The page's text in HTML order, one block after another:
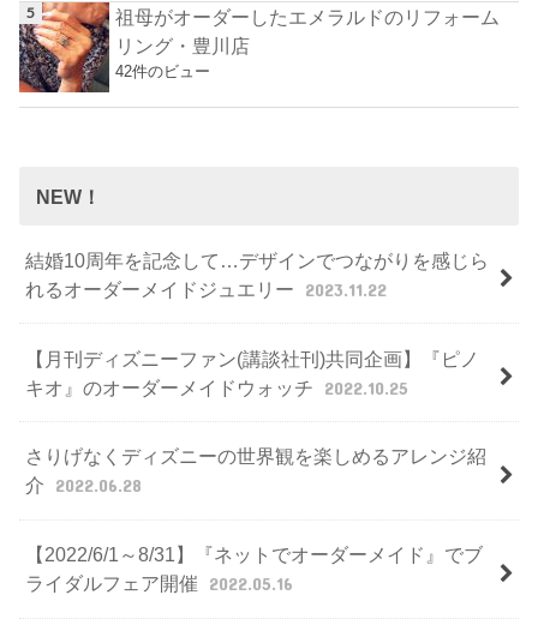
祖母がオーダーしたエメラルドのリフォーム
リング・豊川店
42件のビュー
NEW！
結婚10周年を記念して…デザインでつながりを感じら
れるオーダーメイドジュエリー
2023.11.22
【月刊ディズニーファン(講談社刊)共同企画】『ピノ
キオ』のオーダーメイドウォッチ
2022.10.25
さりげなくディズニーの世界観を楽しめるアレンジ紹
介
2022.06.28
【2022/6/1～8/31】『ネットでオーダーメイド』でブ
ライダルフェア開催
2022.05.16